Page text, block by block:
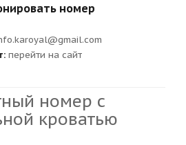
номер
перейти на сайт
номер с
кроватью